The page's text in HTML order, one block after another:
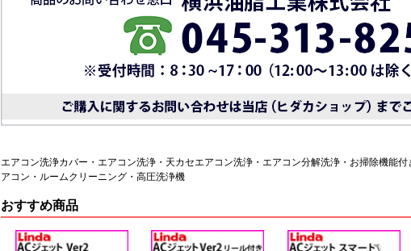
エアコン洗浄カバー・エアコン洗浄・天カセエアコン洗浄・エアコン分解洗浄・お掃除機能
アコン・ルームクリーニング・高圧洗浄機
おすすめ商品